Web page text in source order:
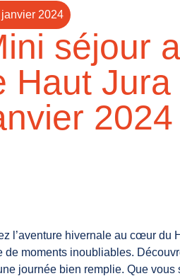
janvier 2024
séjour
Haut Jura
2024
l’aventure hivernale au cœur du
de moments inoubliables.
journée bien remplie. Que